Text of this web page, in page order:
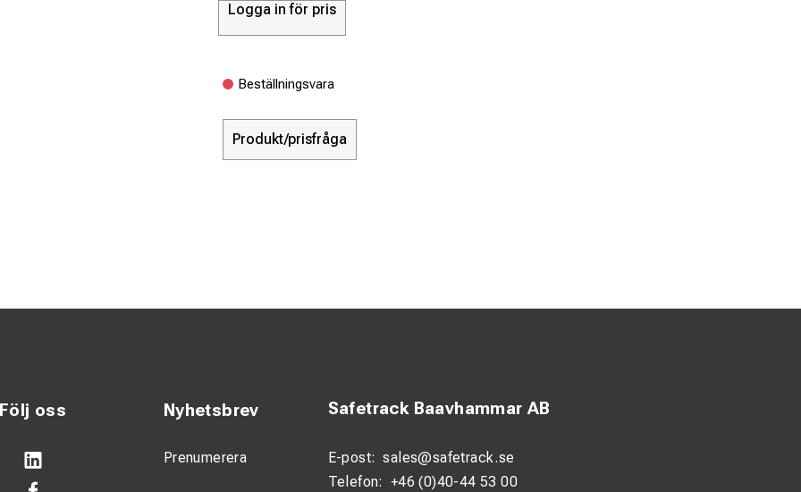
Logga in för pris
Beställningsvara
Produkt/prisfråga
Följ oss Nyhetsbrev
Prenumerera
Safetrack Baavhammar AB
E-post: sales@safetrack.se
Telefon: +46 (0)40-44 53 00